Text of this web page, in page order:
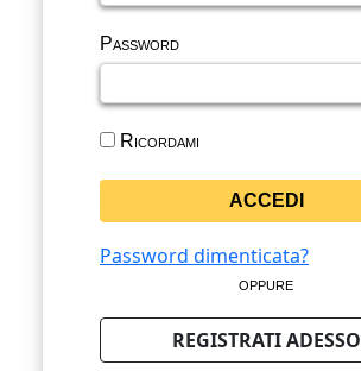
Password
Ricordami
Password dimenticata?
oppure
REGISTRATI ADESSO